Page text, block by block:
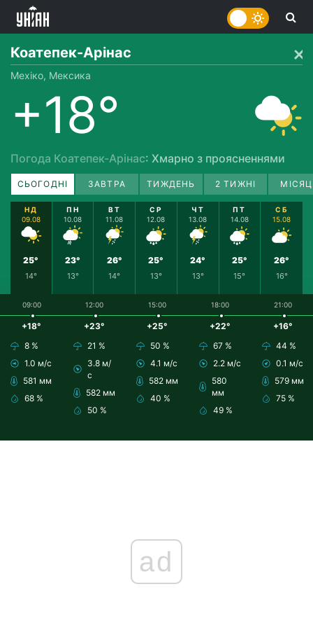
Коатепек-Арінас
Мехіко, Мексика
+18°
Погода Коатепек-Арінас: Хмарно з проясненнями
СЬОГОДНІ ЗАВТРА ТИЖДЕНЬ 2 ТИЖНІ
НД
09.08
25°
14°
ПН
10.08
23°
13°
ВТ
11.08
26°
14°
СР
12.08
25°
13°
ЧТ
13.08
24°
13°
ПТ
14.08
25°
15°
СБ
15.08
26°
16°
09:00
+18°
8 %
1.0 м/с
581 мм
68 %
12:00
+23°
21 %
3.8 м/
с
582 мм
50 %
15:00
+25°
50 %
4.1 м/с
582 мм
40 %
18:00
+22°
67 %
2.2 м/с
580
мм
49 %
21:00
+16°
44 %
0.1 м/с
579 мм
75 %
ad